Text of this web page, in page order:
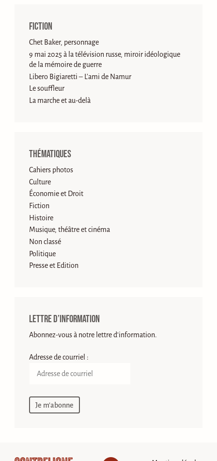
Fiction
Chet Baker, personnage
9 mai 2025 à la télévision russe, miroir idéologique
de la mémoire de guerre
Libero Bigiaretti – L’ami de Namur
Le souffleur
La marche et au-delà
Thématiques
Cahiers photos
Culture
Économie et Droit
Fiction
Histoire
Musique, théâtre et cinéma
Non classé
Politique
Presse et Edition
Lettre d’information
Abonnez-vous à notre lettre d'information.
Adresse de courriel :